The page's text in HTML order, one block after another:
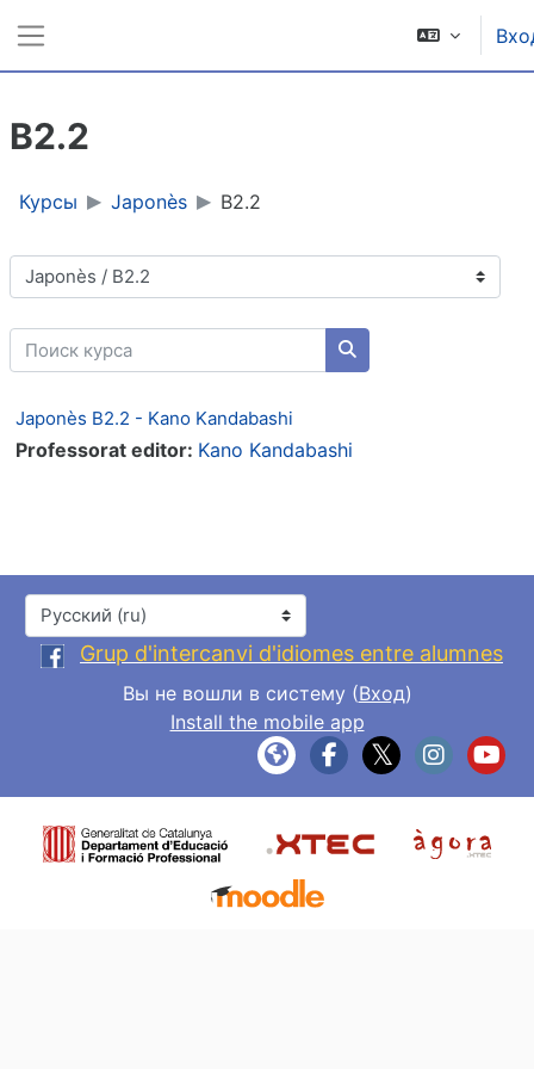
B2.2
Курсы Japonès B2.2
Категории курсов
Поиск курса
Поиск курса
Japonès B2.2 - Kano Kandabashi
Professorat editor: Kano Kandabashi
Язык
Grup d'intercanvi d'idiomes entre alumnes
Вы не вошли в систему (Вход)
Install the mobile app